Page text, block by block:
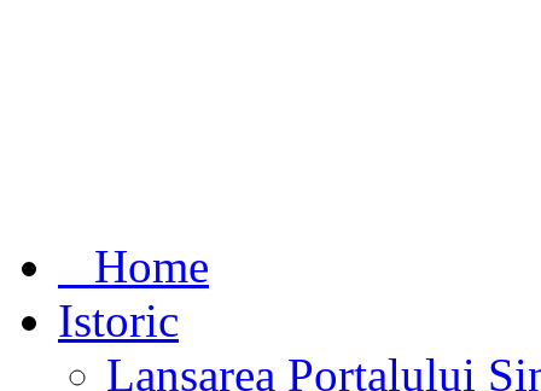
Home
Istoric
Lansarea Portalului